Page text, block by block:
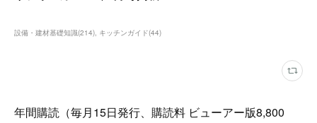
設備・建材基礎知識(214) キッチンガイド(44)
年間購読（毎月15日発行、購読料 ビューアー版8,800